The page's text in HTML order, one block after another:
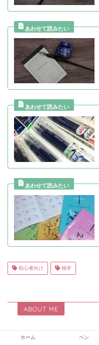
初心者向け 独学
ABOUT ME
ホーム ペン